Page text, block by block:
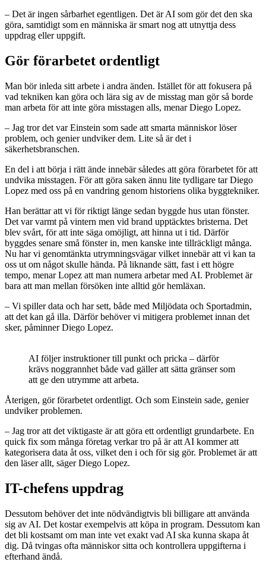
– Det är ingen sårbarhet egentligen. Det är AI som gör det den ska
göra, samtidigt som en människa är smart nog att utnyttja dess
uppdrag eller uppgift.
Gör förarbetet ordentligt
Man bör inleda sitt arbete i andra änden. Istället för att fokusera på
vad tekniken kan göra och lära sig av de misstag man gör så borde
man arbeta för att inte göra misstagen alls, menar Diego Lopez.
– Jag tror det var Einstein som sade att smarta människor löser
problem, och genier undviker dem. Lite så är det i
säkerhetsbranschen.
En del i att börja i rätt ände innebär således att göra förarbetet för att
undvika misstagen. För att göra saken ännu lite tydligare tar Diego
Lopez med oss på en vandring genom historiens olika byggtekniker.
Han berättar att vi för riktigt länge sedan byggde hus utan fönster.
Det var varmt på vintern men vid brand upptäcktes bristerna. Det
blev svårt, för att inte säga omöjligt, att hinna ut i tid. Därför
byggdes senare små fönster in, men kanske inte tillräckligt många.
Nu har vi genomtänkta utrymningsvägar vilket innebär att vi kan ta
oss ut om något skulle hända. På liknande sätt, fast i ett högre
tempo, menar Lopez att man numera arbetar med AI. Problemet är
bara att man mellan försöken inte alltid gör hemläxan.
– Vi spiller data och har sett, både med Miljödata och Sportadmin,
att det kan gå illa. Därför behöver vi mitigera problemet innan det
sker, påminner Diego Lopez.
AI följer instruktioner till punkt och pricka – därför
krävs noggrannhet både vad gäller att sätta gränser som
att ge den utrymme att arbeta.
Återigen, gör förarbetet ordentligt. Och som Einstein sade, genier
undviker problemen.
– Jag tror att det viktigaste är att göra ett ordentligt grundarbete. En
quick fix som många företag verkar tro på är att AI kommer att
kategorisera data åt oss, vilket den i och för sig gör. Problemet är att
den läser allt, säger Diego Lopez.
IT-chefens uppdrag
Dessutom behöver det inte nödvändigtvis bli billigare att använda
sig av AI. Det kostar exempelvis att köpa in program. Dessutom kan
det bli kostsamt om man inte vet exakt vad AI ska kunna skapa åt
dig. Då tvingas ofta människor sitta och kontrollera uppgifterna i
efterhand ändå.